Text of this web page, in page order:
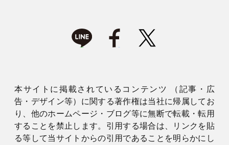
本サイトに掲載されているコンテンツ （記事・広
告・デザイン等）に関する著作権は当社に帰属してお
り、他のホームページ・ブログ等に無断で転載・転用
することを禁止します。引用する場合は、リンクを貼
る等して当サイトからの引用であることを明らかにし